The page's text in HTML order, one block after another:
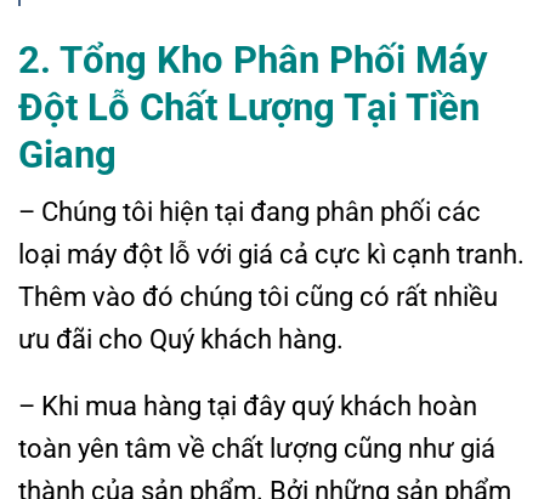
2. Tổng Kho Phân Phối Máy
Đột Lỗ Chất Lượng Tại Tiền
Giang
– Chúng tôi hiện tại đang phân phối các
loại máy đột lỗ với giá cả cực kì cạnh tranh.
Thêm vào đó chúng tôi cũng có rất nhiều
ưu đãi cho Quý khách hàng.
– Khi mua hàng tại đây quý khách hoàn
toàn yên tâm về chất lượng cũng như giá
thành của sản phẩm. Bởi những sản phẩm